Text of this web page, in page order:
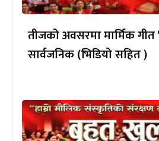
तीजको अवसरमा मार्मिक
सार्वजनिक (भिडियो सहित )